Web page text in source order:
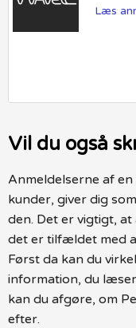
Læs
Vil du også
Anmeldelserne af
kunder, giver dig
den. Det er vigtigt,
det er tilfældet med
Først da kan du
information, du
kan du afgøre, om
efter.